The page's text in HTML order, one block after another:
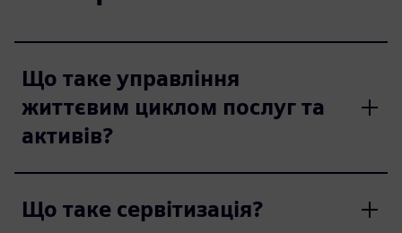
Що таке управління
життєвим циклом послуг та
активів?
Що таке сервітизація?